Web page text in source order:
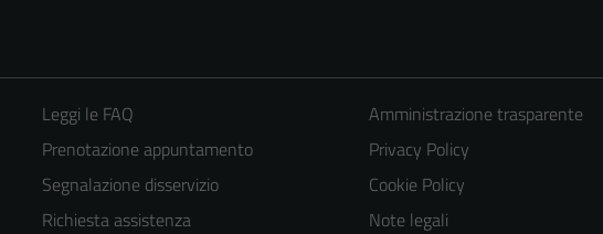
Leggi le FAQ
Prenotazione appuntamento
Segnalazione disservizio
Richiesta assistenza
Amministrazione trasparente
Privacy Policy
Cookie Policy
Note legali